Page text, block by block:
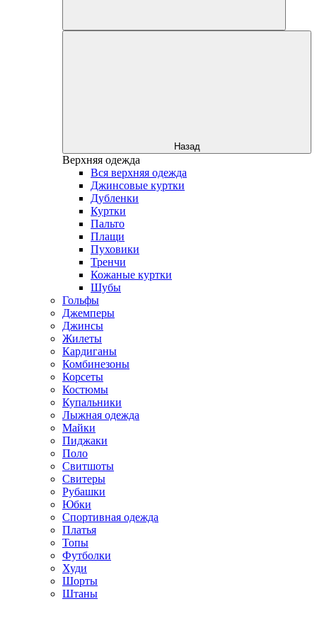
Назад
Верхняя одежда
Вся верхняя одежда
Джинсовые куртки
Дубленки
Куртки
Пальто
Плащи
Пуховики
Тренчи
Кожаные куртки
Шубы
Гольфы
Джемперы
Джинсы
Жилеты
Кардиганы
Комбинезоны
Корсеты
Костюмы
Купальники
Лыжная одежда
Майки
Пиджаки
Поло
Свитшоты
Свитеры
Рубашки
Юбки
Спортивная одежда
Платья
Топы
Футболки
Худи
Шорты
Штаны